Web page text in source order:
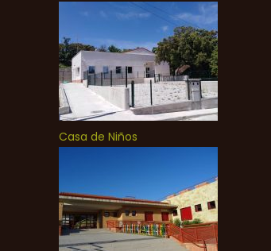
Casa de Niños